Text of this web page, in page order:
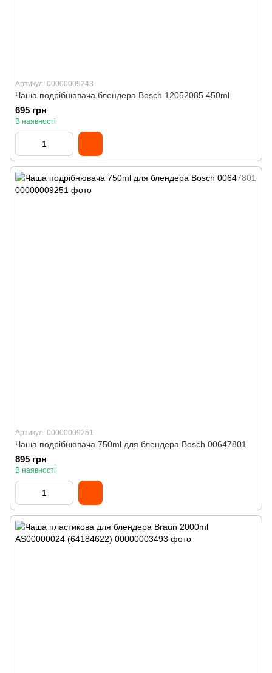
Артикул: 00000009243
Чаша подрібнювача блендера Bosch 12052085 450ml
695 грн
В наявності
Артикул: 00000009251
Чаша подрібнювача 750ml для блендера Bosch 00647801
895 грн
В наявності